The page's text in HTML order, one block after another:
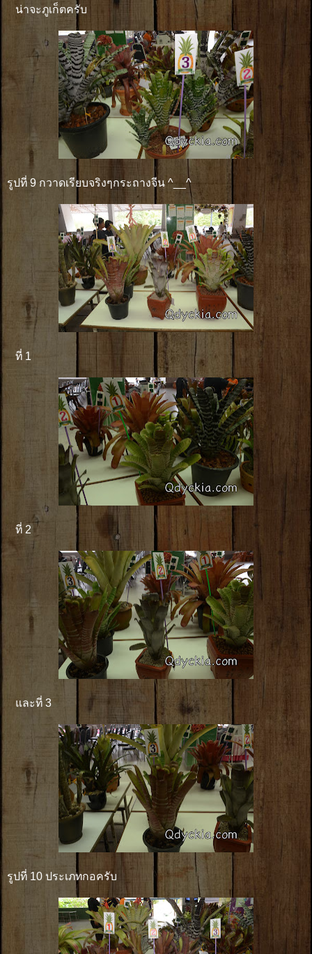
น่าจะภูเก็ตครับ
รูปที่ 9 กวาดเรียบจริงๆกระถางจีน ^__^
ที่ 1
ที่ 2
และที่ 3
รูปที่ 10 ประเภทกอครับ